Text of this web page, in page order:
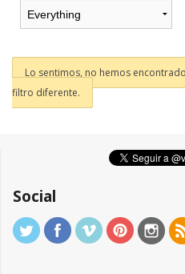
Lo sentimos, no hemos
filtro diferente.
Social